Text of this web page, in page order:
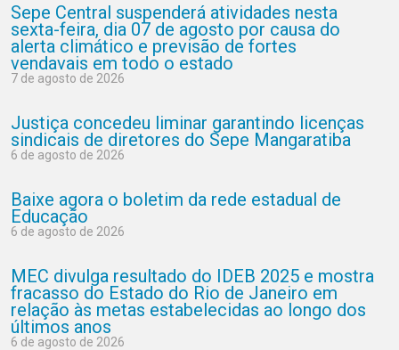
Sepe Central suspenderá atividades nesta
sexta-feira, dia 07 de agosto por causa do
alerta climático e previsão de fortes
vendavais em todo o estado
7 de agosto de 2026
Justiça concedeu liminar garantindo licenças
sindicais de diretores do Sepe Mangaratiba
6 de agosto de 2026
Baixe agora o boletim da rede estadual de
Educação
6 de agosto de 2026
MEC divulga resultado do IDEB 2025 e mostra
fracasso do Estado do Rio de Janeiro em
relação às metas estabelecidas ao longo dos
últimos anos
6 de agosto de 2026